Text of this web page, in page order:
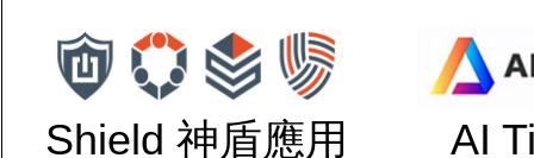
Shield 神盾應用 AI